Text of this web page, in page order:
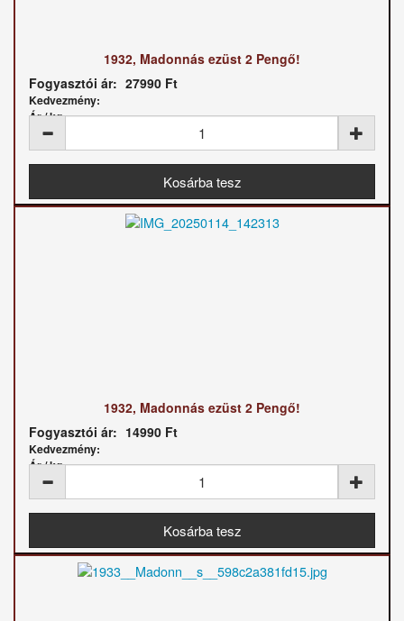
1932, Madonnás ezüst 2 Pengő!
Fogyasztói ár: 27990 Ft
Kedvezmény:
Ár / kg:
1932, Madonnás ezüst 2 Pengő!
Fogyasztói ár: 14990 Ft
Kedvezmény:
Ár / kg: